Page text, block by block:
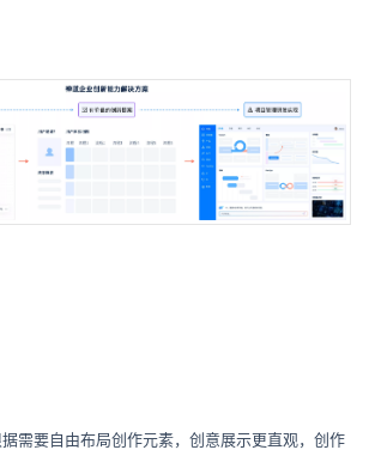
需要自由布局创作元素，创意展示更直观，创作